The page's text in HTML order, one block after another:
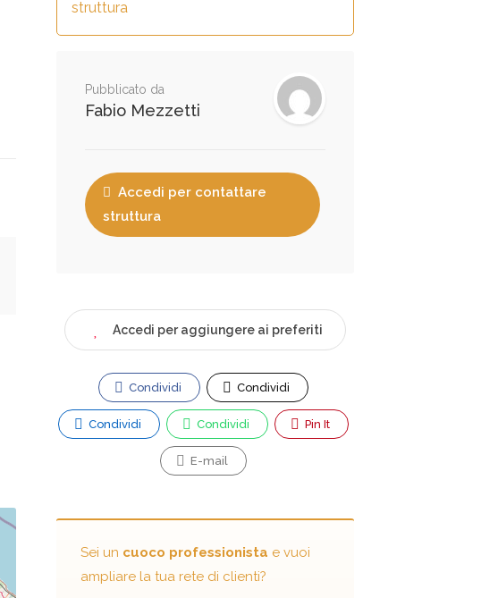
struttura
Pubblicato da
Fabio Mezzetti
Accedi per contattare
struttura
Accedi per aggiungere ai preferiti
Condividi Condividi
Condividi Condividi Pin It
E-mail
Sei un cuoco professionista e vuoi
ampliare la tua rete di clienti?